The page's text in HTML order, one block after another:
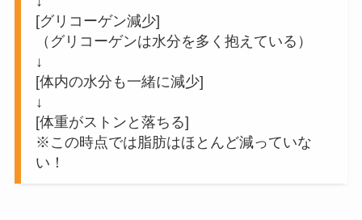
[グリコーゲン減少]
（グリコーゲンは水分を多く抱えている）
↓
[体内の水分も一緒に減少]
↓
[体重がストンと落ちる]
※この時点では脂肪はほとんど減っていな
い！